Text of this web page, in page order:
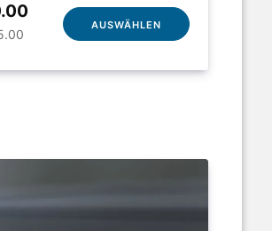
AUSWÄHLEN